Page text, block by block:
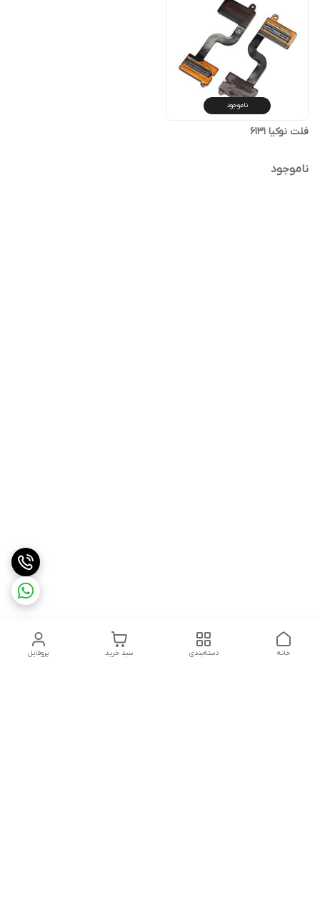
ناموجود
فلت نوکیا 6131
ناموجود
پروفایل سبد خرید دسته‌بندی خانه